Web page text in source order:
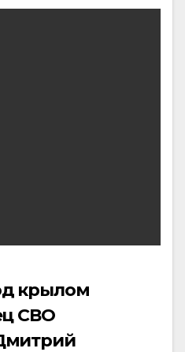
крылом
СВО